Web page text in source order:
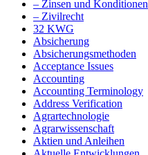
– Zinsen und Konditionen
– Zivilrecht
32 KWG
Absicherung
Absicherungsmethoden
Acceptance Issues
Accounting
Accounting Terminology
Address Verification
Agrartechnologie
Agrarwissenschaft
Aktien und Anleihen